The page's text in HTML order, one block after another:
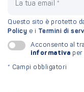
Questo sito è protetto
Policy e i Termini di
Acconsento al
informativa per
* Campi obbligatori